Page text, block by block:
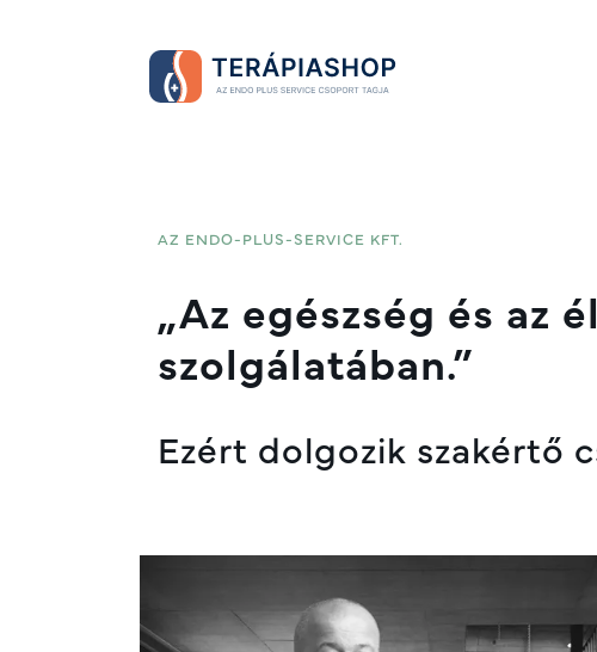
AZ ENDO-PLUS-SERVICE KFT.
„Az egészség és az
szolgálatában.”
Ezért dolgozik szakértő